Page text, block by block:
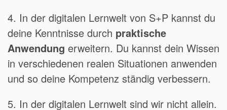
4. In der digitalen Lernwelt von S+P kannst du
deine Kenntnisse durch praktische
Anwendung erweitern. Du kannst dein Wissen
in verschiedenen realen Situationen anwenden
und so deine Kompetenz ständig verbessern.
5. In der digitalen Lernwelt sind wir nicht allein.